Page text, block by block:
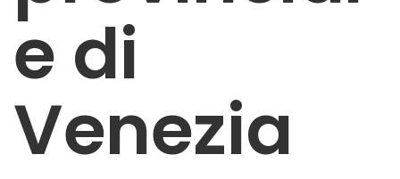
e di
Venezia